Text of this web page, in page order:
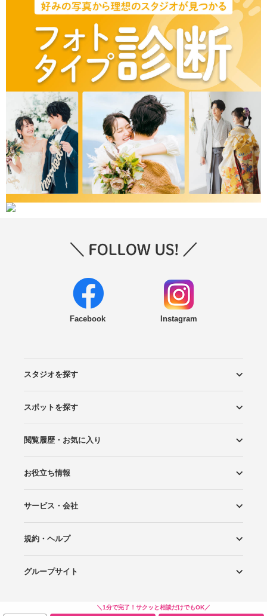
＼1分で完了！サクッと相談だけでもOK／
Facebook Instagram
スタジオを探す
エリアから探す
こだわりから探す
NEW PHOTO STYLE
プランから探す
フォトタイプ診断
フォトグラファーから探す
国内リゾートから探す
スポットを探す
ロケーションから探す
スタジオから探す
閲覧履歴・お気に入り
閲覧スタジオ
お気に入り
お役立ち情報
Wedding Photo マガジン
はじめてガイド
サービス・会社
Photoraitとは
スタジオの掲載について
お問い合わせ
運営会社
サイトマップ
規約・ヘルプ
プライバシーポリシー
利用規約
ヘルプ
グループサイト
Wedding Park 海外